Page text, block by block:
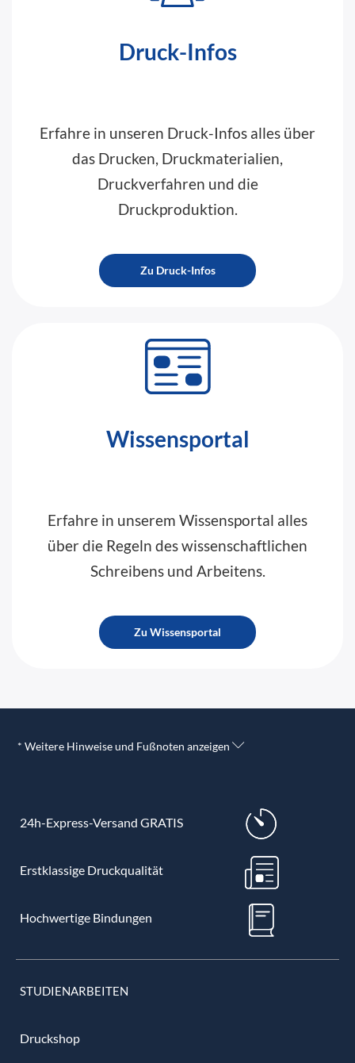
Druck-Infos
Erfahre in unseren Druck-Infos alles über
das Drucken, Druckmaterialien,
Druckverfahren und die
Druckproduktion.
Zu Druck-Infos
Wissensportal
Erfahre in unserem Wissensportal alles
über die Regeln des wissenschaftlichen
Schreibens und Arbeitens.
Zu Wissensportal
* Weitere Hinweise und Fußnoten anzeigen
24h-Express-Versand GRATIS
Erstklassige Druckqualität
Hochwertige Bindungen
STUDIENARBEITEN
Druckshop